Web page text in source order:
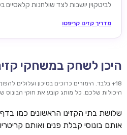
לביטקוין יושבות לצד שולחנות קלאסיים
מדריך קזינו קריפטו
היכן לשחק במשחקי
18+ בלבד. הימורים כרוכים בסיכון ועלולים
היכולות שלכם. כל מותג קובע את חוקי הבונוס
שלושת בתי הקזינו הראשונים כמו
אותם בונוסי קבלת פנים ואותם